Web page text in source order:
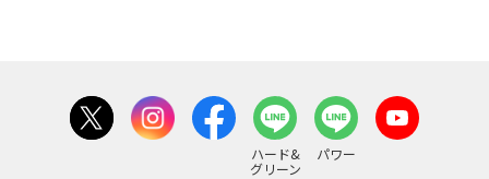
ハード&
グリーン
パワー